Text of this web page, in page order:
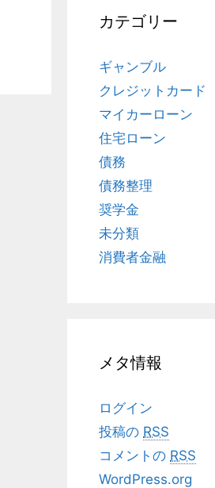
カテゴリー
ギャンブル
クレジットカード
マイカーローン
住宅ローン
債務
債務整理
奨学金
未分類
消費者金融
メタ情報
ログイン
投稿の RSS
コメントの RSS
WordPress.org